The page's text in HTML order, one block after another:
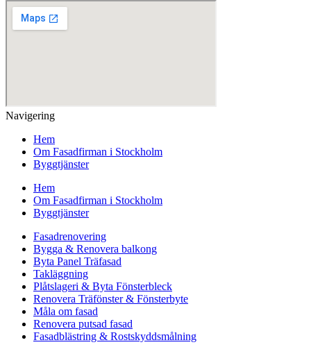
Navigering
Hem
Om Fasadfirman i Stockholm
Byggtjänster
Hem
Om Fasadfirman i Stockholm
Byggtjänster
Fasadrenovering
Bygga & Renovera balkong
Byta Panel Träfasad
Takläggning
Plåtslageri & Byta Fönsterbleck
Renovera Träfönster & Fönsterbyte
Måla om fasad
Renovera putsad fasad
Fasadblästring & Rostskyddsmålning